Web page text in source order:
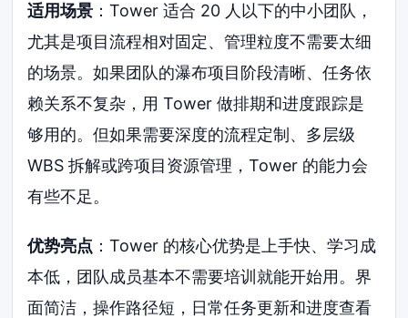
适用场景 ：Tower 适合 20 人以下的中小团队，
尤其是项目流程相对固定、管理粒度不需要太细
的场景。如果团队的瀑布项目阶段清晰、任务依
赖关系不复杂，用 Tower 做排期和进度跟踪是
够用的。但如果需要深度的流程定制、多层级
WBS 拆解或跨项目资源管理，Tower 的能力会
有些不足。
优势亮点 ：Tower 的核心优势是上手快、学习成
本低，团队成员基本不需要培训就能开始用。界
面简洁，操作路径短，日常任务更新和进度查看